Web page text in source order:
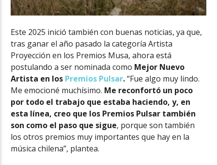
Este 2025 inició también con buenas noticias, ya que,
tras ganar el año pasado la categoría Artista
Proyección en los Premios Musa, ahora está
postulando a ser nominada como Mejor Nuevo
Artista en los Premios Pulsar.“Fue algo muy lindo.
Me emocioné muchísimo. Me reconfortó un poco
por todo el trabajo que estaba haciendo, y, en
esta línea, creo que los Premios Pulsar también
son como el paso que sigue, porque son también
los otros premios muy importantes que hay en la
música chilena”, plantea.